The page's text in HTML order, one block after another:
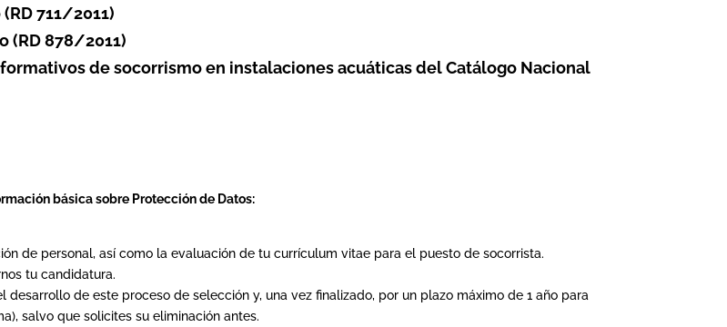
711/2011)
(RD 878/2011)
de socorrismo en instalaciones acuáticas del Catálogo Nacional
básica sobre Protección de Datos:
de personal, así como la evaluación de tu currículum vitae para el puesto de socorrista.
tu candidatura.
desarrollo de este proceso de selección y, una vez finalizado, por un plazo máximo de 1 año para
salvo que solicites su eliminación antes.